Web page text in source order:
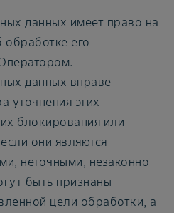
данных имеет право на
обработке его
данных вправе
уточнения этих
блокирования или
они являются
неточными, незаконно
быть признаны
цели обработки, а